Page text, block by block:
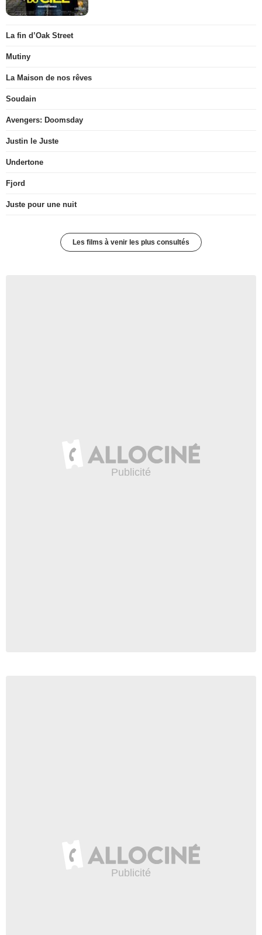
La fin d’Oak Street
Mutiny
La Maison de nos rêves
Soudain
Avengers: Doomsday
Justin le Juste
Undertone
Fjord
Juste pour une nuit
Les films à venir les plus consultés